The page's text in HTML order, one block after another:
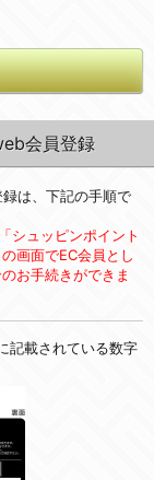
会員登録
は、下記の手順で
シュッピンポイント
画面でEC会員とし
お手続きができま
記載されている数字